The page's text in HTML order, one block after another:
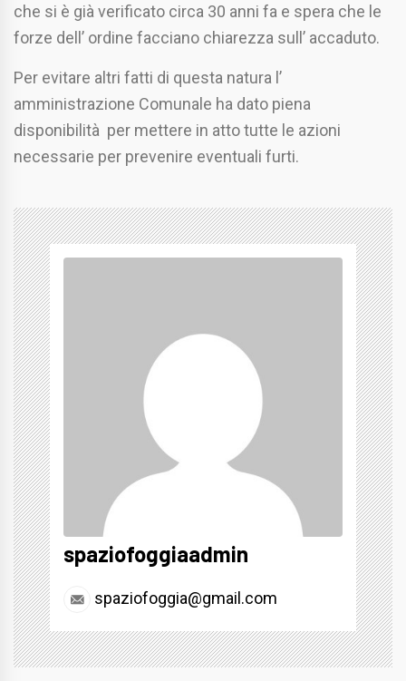
che si è già verificato circa 30 anni fa e spera che le
forze dell’ ordine facciano chiarezza sull’ accaduto.
Per evitare altri fatti di questa natura l’
amministrazione Comunale ha dato piena
disponibilità per mettere in atto tutte le azioni
necessarie per prevenire eventuali furti.
spaziofoggiaadmin
spaziofoggia@gmail.com